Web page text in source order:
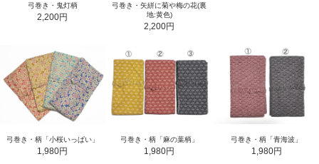
弓巻き・鬼灯柄
2,200円
弓巻き・矢絣に菊や梅の花(裏
地:黄色)
2,200円
弓巻き・柄「小桜いっぱい」
1,980円
弓巻き・柄「麻の葉柄」
1,980円
弓巻き・柄「青海波」
1,980円